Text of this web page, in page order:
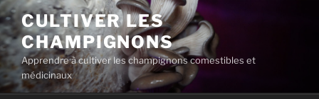
Aller
au
contenu
principal
CULTIVER LES
CHAMPIGNONS
Apprendre à cultiver les champignons comestibles et
médicinaux